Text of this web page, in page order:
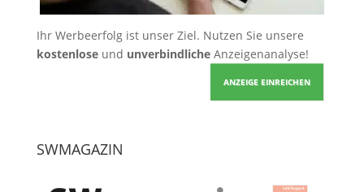
Ihr Werbeerfolg ist unser Ziel. Nutzen Sie unsere
kostenloseund unverbindlicheAnzeigenanalyse!
ANZEIGE EINREICHEN
SWMAGAZIN